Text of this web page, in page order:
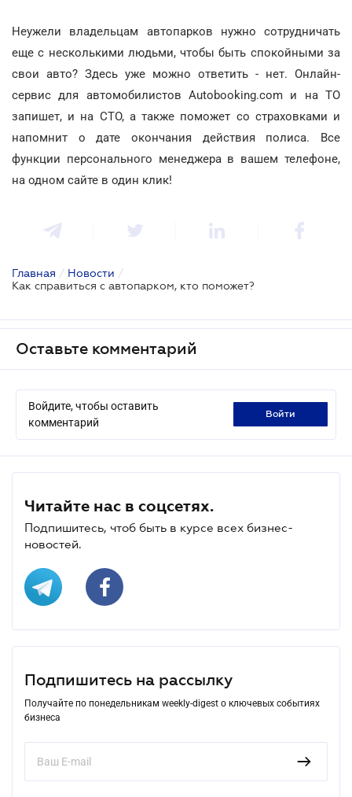
Неужели владельцам автопарков нужно сотрудничать
еще с несколькими людьми, чтобы быть спокойными за
свои авто? Здесь уже можно ответить - нет. Онлайн-
сервис для автомобилистов Autobooking.com и на ТО
запишет, и на СТО, а также поможет со страховками и
напомнит о дате окончания действия полиса. Все
функции персонального менеджера в вашем телефоне,
на одном сайте в один клик!
Главная / Новости /
Как справиться с автопарком, кто поможет?
Оставьте комментарий
Войдите, чтобы оставить
комментарий
войти
Читайте нас в соцсетях.
Подпишитесь, чтоб быть в курсе всех бизнес-
новостей.
Подпишитесь на рассылку
Получайте по понедельникам weekly-digest о ключевых событиях
бизнеса